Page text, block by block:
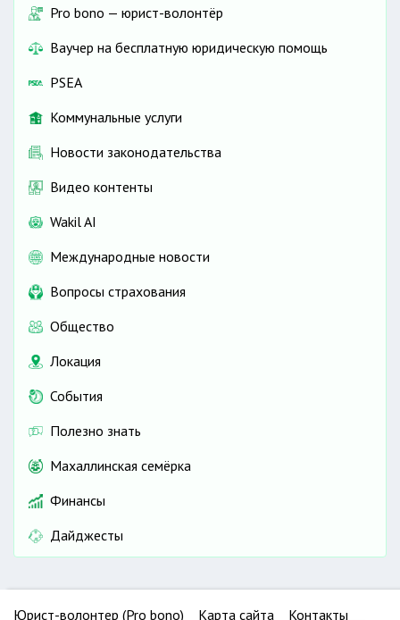
Pro bono — юрист-волонтёр
Ваучер на бесплатную юридическую помощь
PSEA
Коммунальные услуги
Новости законодательства
Видео контенты
Wakil AI
Международные новости
Вопросы страхования
Общество
Локация
События
Полезно знать
Махаллинская семёрка
Финансы
Дайджесты
Юрист-волонтер (Pro bono) Карта сайта Контакты